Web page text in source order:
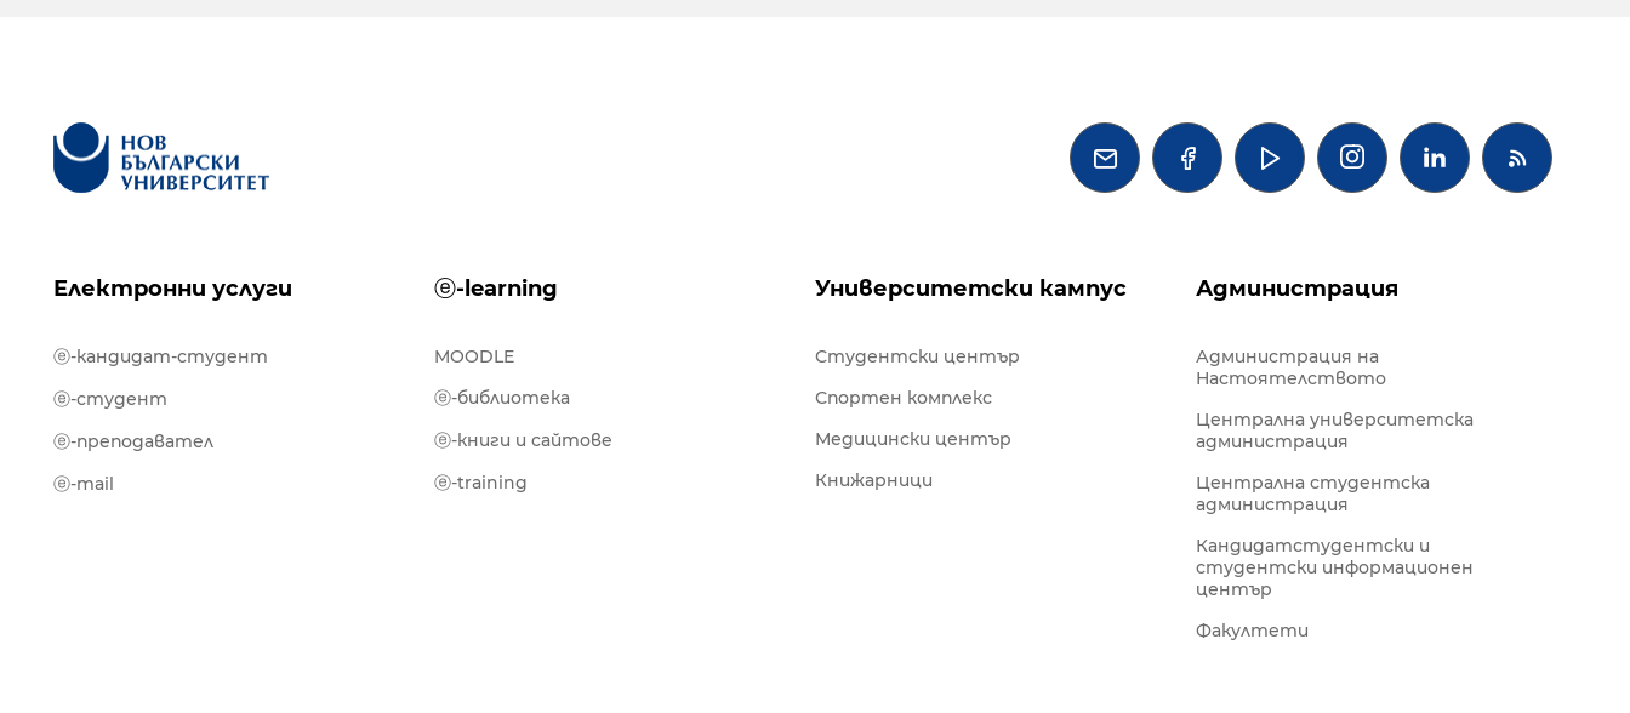
   
Електронни услуги ⓔ-learning Университетски кампус Администрация
ⓔ-кандидат-студент
ⓔ-студент
ⓔ-преподавател
ⓔ-mail
MOODLE
ⓔ-библиотека
ⓔ-книги и сайтове
ⓔ-training
Студентски център
Спортен комплекс
Медицински център
Книжарници
Администрация на
Настоятелството
Централна университетска
администрация
Централна студентска
администрация
Кандидатстудентски и
студентски информационен
център
Факултети